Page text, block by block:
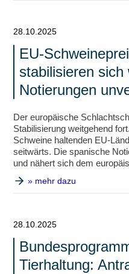
28.10.2025
EU-
stabilisieren
Notierungen
Der europäische
Stabilisierung weitgehend
Schweine haltenden EU-
seitwärts. Die spanische
und nähert sich dem
» mehr dazu
28.10.2025
Tierhaltung: